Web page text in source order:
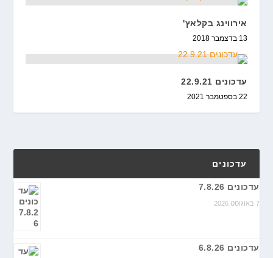
אירווינג בקלאץ'
13 בדצמבר 2018
עדכונים 22.9.21
22 בספטמבר 2021
עדכונים
עדכונים 7.8.26
7 באוגוסט 2026
עדכונים 6.8.26